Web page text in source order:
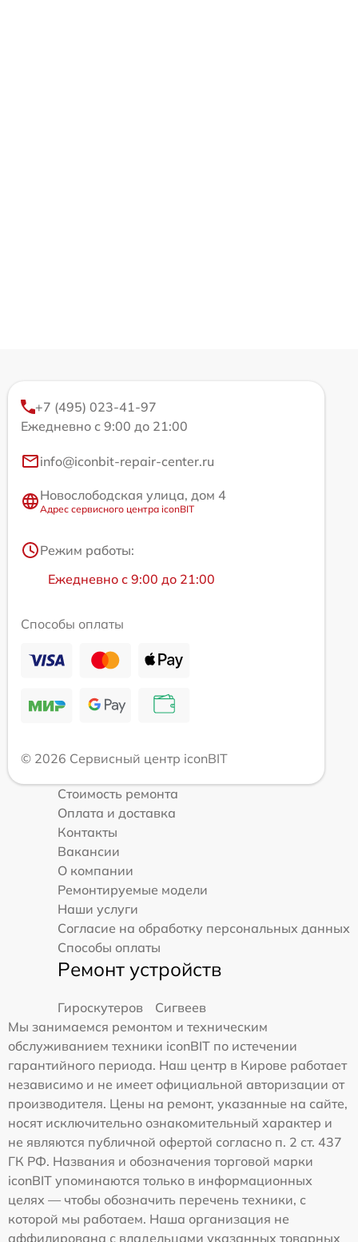
+7 (495) 023-41-97
Ежедневно с 9:00 до 21:00
info@iconbit-repair-center.ru
Новослободская улица, дом 4
Адрес сервисного центра iconBIT
Режим работы:
Ежедневно с 9:00 до 21:00
Способы оплаты
© 2026 Сервисный центр iconBIT
Стоимость ремонта
Оплата и доставка
Контакты
Вакансии
О компании
Ремонтируемые модели
Наши услуги
Согласие на обработку персональных данных
Способы оплаты
Ремонт устройств
Гироскутеров
Сигвеев
Мы занимаемся ремонтом и техническим
обслуживанием техники iconBIT по истечении
гарантийного периода. Наш центр в Кирове работает
независимо и не имеет официальной авторизации от
производителя. Цены на ремонт, указанные на сайте,
носят исключительно ознакомительный характер и
не являются публичной офертой согласно п. 2 ст. 437
ГК РФ. Названия и обозначения торговой марки
iconBIT упоминаются только в информационных
целях — чтобы обозначить перечень техники, с
которой мы работаем. Наша организация не
аффилирована с владельцами указанных товарных